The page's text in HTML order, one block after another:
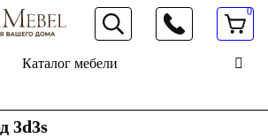
066 472 19 61
0
Каталог мебели
3d3s